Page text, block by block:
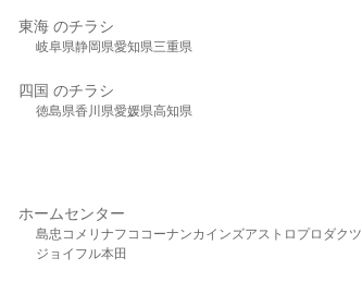
東海 のチラシ
岐阜県静岡県愛知県三重県
四国 のチラシ
徳島県香川県愛媛県高知県
ホームセンター
島忠 コメリ ナフコ コーナンカインズアストロプロダクツ
ジョイフル本田